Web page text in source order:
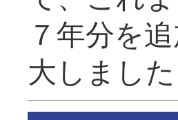
７年分を
大し